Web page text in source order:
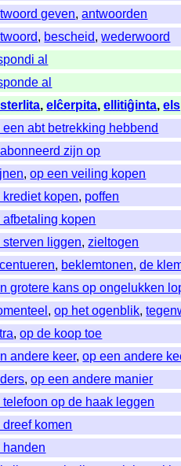
geven,antwoorden
, bescheid,wederwoord
al
al
,elĉerpita,ellitiĝinta,
een abt betrekking hebbend
zijn op
,op een veiling kopen
krediet kopen, poffen
afbetaling kopen
sterven liggen,zieltogen
, beklemtonen,de
grotere kans op ongelukken
,op het ogenblik,
,op de koop toe
andere keer,op een andere
,op een andere manier
telefoon op de haak leggen
dreef komen
handen